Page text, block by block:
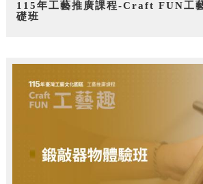
115年工藝推廣課程-Craft FUN工
礎班